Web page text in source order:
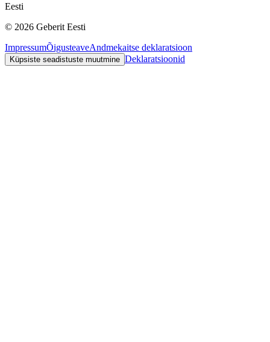
Eesti
© 2026 Geberit Eesti
ImpressumÕigusteaveAndmekaitse deklaratsioon
Küpsiste seadistuste muutmine Deklaratsioonid